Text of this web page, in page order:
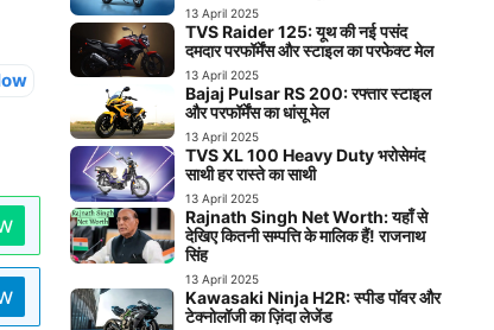
13 April 2025
TVS Raider 125: यूथ की नई पसंद
दमदार परफॉर्मेंस और स्टाइल का परफेक्ट मेल
13 April 2025
Bajaj Pulsar RS 200: रफ्तार स्टाइल
और परफॉर्मेंस का धांसू मेल
13 April 2025
TVS XL 100 Heavy Duty भरोसेमंद
साथी हर रास्ते का साथी
13 April 2025
Rajnath Singh Net Worth: यहाँ से
देखिए कितनी सम्पत्ति के मालिक हैं! राजनाथ
सिंह
13 April 2025
Kawasaki Ninja H2R: स्पीड पॉवर और
टेक्नोलॉजी का ज़िंदा लेजेंड